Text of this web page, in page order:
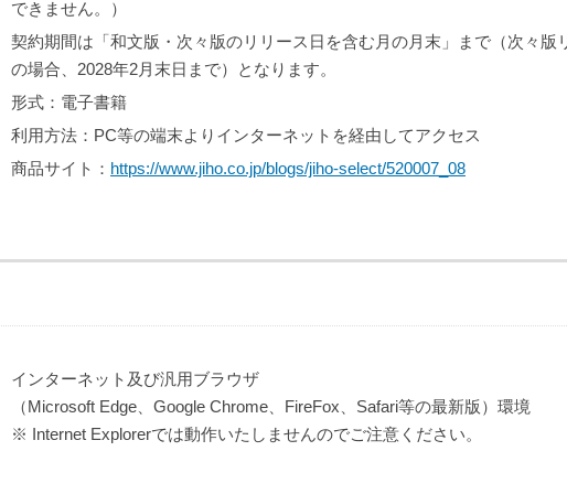
できません。）
契約期間は「和文版・次々版のリリース日を含む月の月末」まで（次々版
の場合、2028年2月末日まで）となります。
形式：電子書籍
利用方法：PC等の端末よりインターネットを経由してアクセス
商品サイト： https://www.jiho.co.jp/blogs/jiho-select/520007_08
インターネット及び汎用ブラウザ
（Microsoft Edge、Google Chrome、FireFox、Safari等の最新版）環境
※ Internet Explorerでは動作いたしませんのでご注意ください。